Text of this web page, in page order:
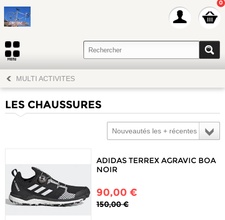
0
MULTI ACTIVITES
LES CHAUSSURES
Nouveautés les + récentes
ADIDAS TERREX AGRAVIC BOA
NOIR
90,00 €
150,00 €